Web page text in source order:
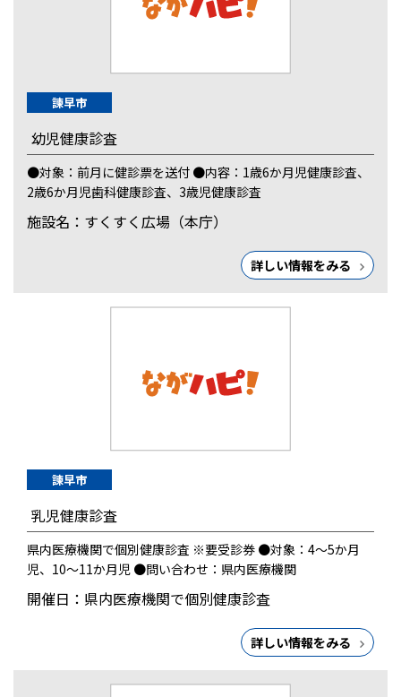
諫早市
幼児健康診査
●対象：前月に健診票を送付 ●内容：1歳6か月児健康診査、
2歳6か月児歯科健康診査、3歳児健康診査
施設名：すくすく広場（本庁）
詳しい情報をみる
諫早市
乳児健康診査
県内医療機関で個別健康診査 ※要受診券 ●対象：4～5か月
児、10～11か月児 ●問い合わせ：県内医療機関
開催日：県内医療機関で個別健康診査
詳しい情報をみる